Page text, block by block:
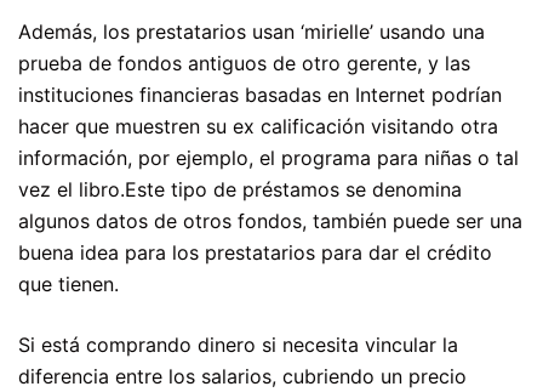
Además, los prestatarios usan ‘mirielle’ usando una
prueba de fondos antiguos de otro gerente, y las
instituciones financieras basadas en Internet podrían
hacer que muestren su ex calificación visitando otra
información, por ejemplo, el programa para niñas o tal
vez el libro.Este tipo de préstamos se denomina
algunos datos de otros fondos, también puede ser una
buena idea para los prestatarios para dar el crédito
que tienen.
Si está comprando dinero si necesita vincular la
diferencia entre los salarios, cubriendo un precio